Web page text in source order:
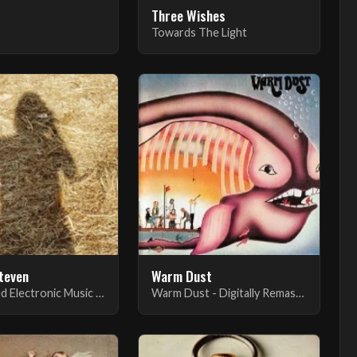
Three Wishes
Towards The Light
Unreleased Electronic Music Vol. 1
Warm Dust
Warm Dust - Digitally Remastered